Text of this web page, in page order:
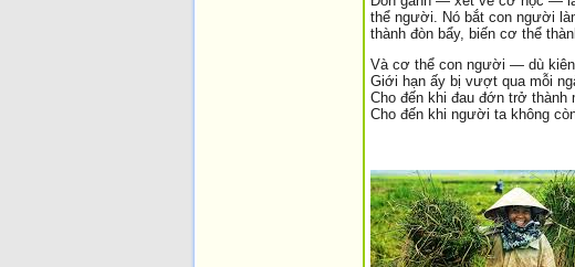
thể người. Nó bắt con người
thành đòn bẩy, biến cơ thể
Và cơ thể con người — dù
Giới hạn ấy bị vượt qua mỗi
Cho đến khi đau đớn trở thành
Cho đến khi người ta không